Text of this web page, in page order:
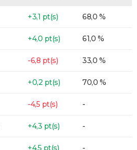
+3,1 pt(s) 68,0 %
+4,0 pt(s) 61,0 %
-6,8 pt(s) 33,0 %
+0,2 pt(s) 70,0 %
-4,5 pt(s) -
+4,3 pt(s) -
+4,5 pt(s) -